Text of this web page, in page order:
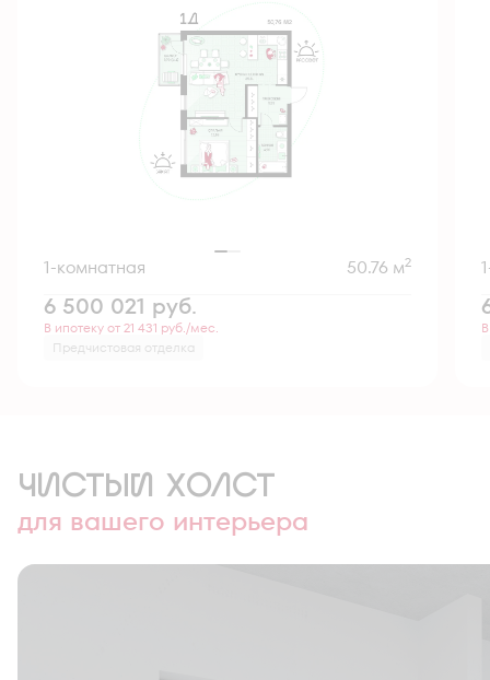
1-комнатная 50.76 м2
6 500 021 руб.
В ипотеку от 21 431 руб./мес.
Предчистовая отделка
ЧИСТЫЙ ХОЛСТ
для вашего интерьера